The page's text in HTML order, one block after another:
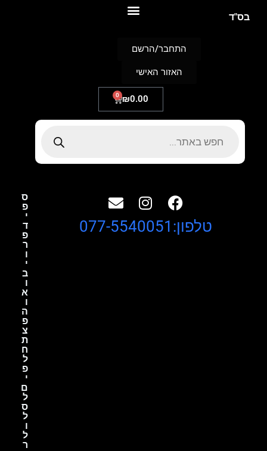
בס"ד
₪0.00
0
התחבר/הרשם
האזור האישי
ס
פ
י
ד
פ
ר
ו
י
ב
ו
א
ו
ה
פ
צ
ת
ח
ל
פ
י
ם
ל
ס
ל
ו
ל
ר
טלפון:077-5540051